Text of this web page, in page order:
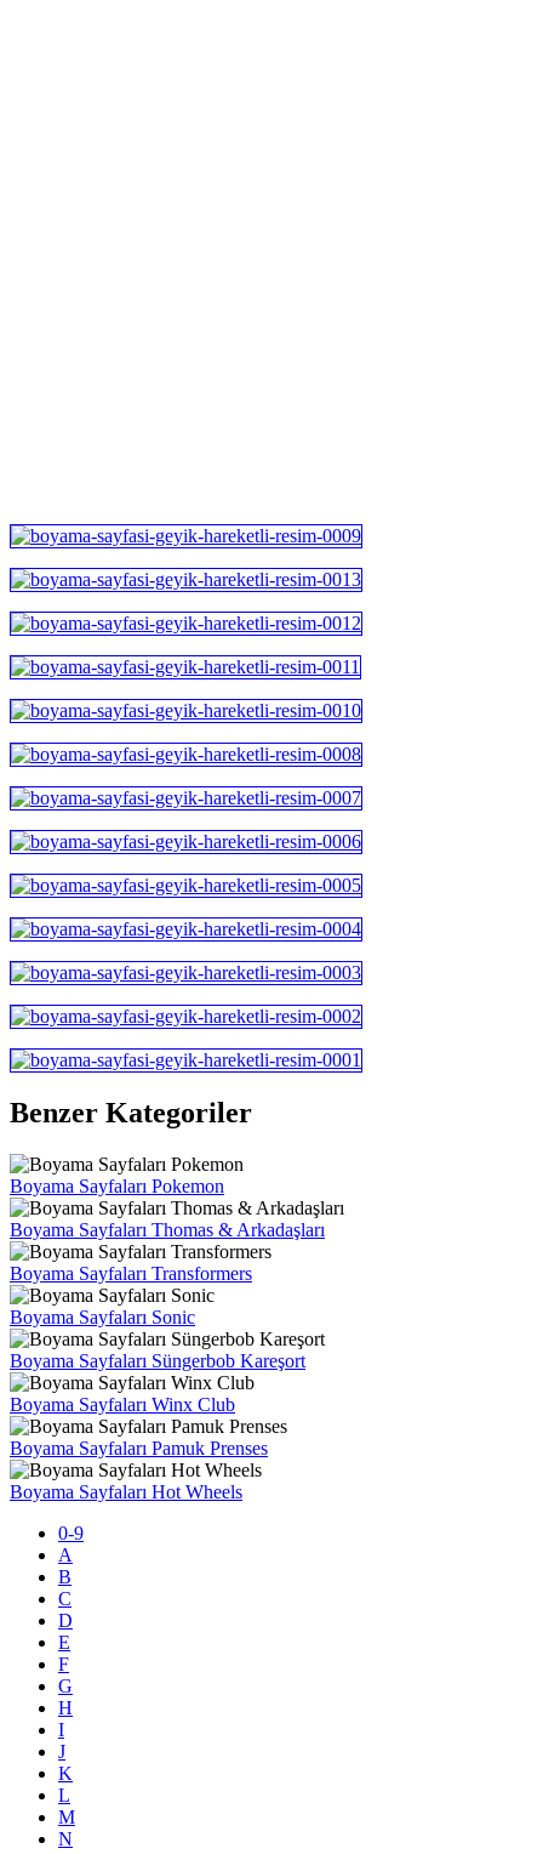
Benzer Kategoriler
Boyama Sayfaları Pokemon
Boyama Sayfaları Thomas & Arkadaşları
Boyama Sayfaları Transformers
Boyama Sayfaları Sonic
Boyama Sayfaları Süngerbob Kareşort
Boyama Sayfaları Winx Club
Boyama Sayfaları Pamuk Prenses
Boyama Sayfaları Hot Wheels
0-9
A
B
C
D
E
F
G
H
I
J
K
L
M
N